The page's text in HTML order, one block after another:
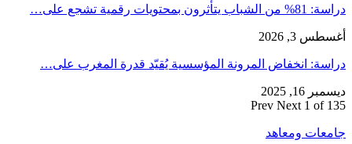
دراسة: 81% من الشباب يتأثرون بمحتويات رقمية تشجع على…
أغسطس 3, 2026
دراسة: انخفاض المرونة المؤسسية يُقيّد قدرة المغرب على…
ديسمبر 16, 2025
Prev Next 1 of 135
جامعات ومعاهد